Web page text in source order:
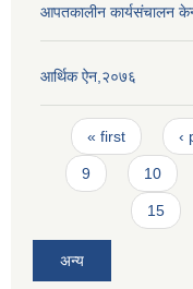
आपतकालीन कार्यसंचालन
आर्थिक ऐन,२०७६
Pages
« first ‹
9 10
15
अन्य